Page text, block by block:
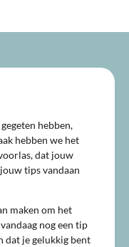
hebben,
hebben we het
dat jouw
tips vandaan
maken om het
nog een tip
dat je gelukkig bent